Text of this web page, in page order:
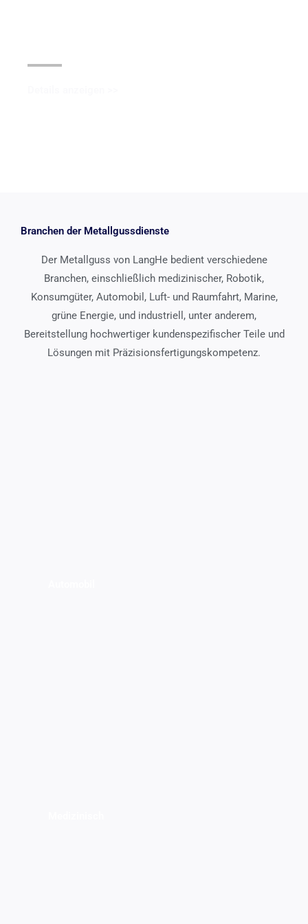
Branchen der Metallgussdienste
Der Metallguss von LangHe bedient verschiedene
Branchen, einschließlich medizinischer, Robotik,
Konsumgüter, Automobil, Luft- und Raumfahrt, Marine,
grüne Energie, und industriell, unter anderem,
Bereitstellung hochwertiger kundenspezifischer Teile und
Lösungen mit Präzisionsfertigungskompetenz.